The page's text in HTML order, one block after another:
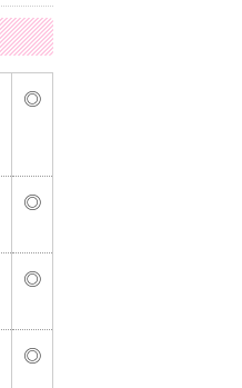
◎
◎
◎
◎